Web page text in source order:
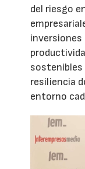
del riesgo
inversiones
sostenibles
resiliencia
entorno